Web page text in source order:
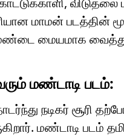
மாமன் படத்தின்
மையமாக
வரும் மண்டாடி படம்:
நடிகர் சூரி
மண்டாடி படம்